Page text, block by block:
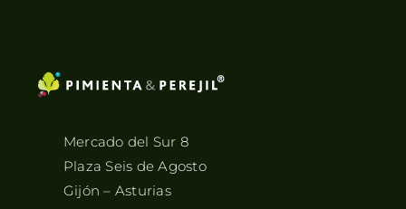
Mercado del Sur 8
Plaza Seis de Agosto
Gijón – Asturias